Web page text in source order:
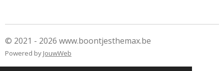
© 2021 - 2026 www.boontjesthemax.be
Powered by JouwWeb